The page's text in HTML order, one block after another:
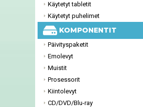
Käytetyt tabletit
Käytetyt puhelimet
KOMPONENTIT
Päivityspaketit
Emolevyt
Muistit
Prosessorit
Kiintolevyt
CD/DVD/Blu-ray